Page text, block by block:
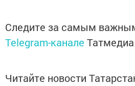
Следите за самым
Telegram-канале Татмедиа
Читайте новости